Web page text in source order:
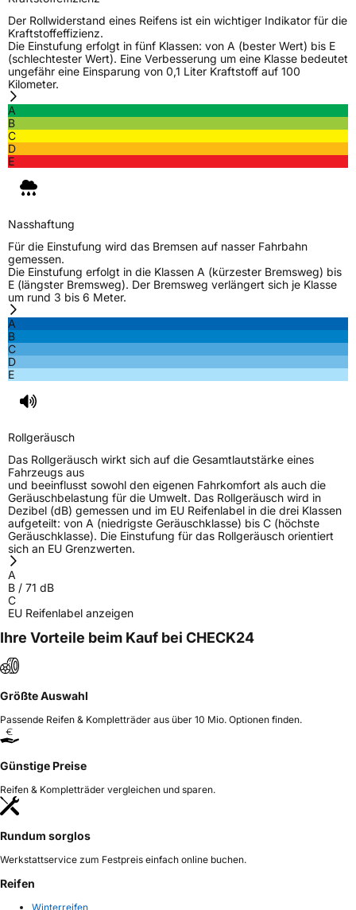
ZustandNeureifen
VerstärktXL
EU Label
Rollgeräusch (dB)71
FahrzeugklasseC1
3PMSF / Schneeflockensymbol / Alpine-Symbol
Allgemeine Produktsicherheit (GPSR)
Verantwortliche
in der EU
corrado bergagna, Qingdao China,
miranda@haohuatire.com
Der Rollwiderstand eines Reifens ist ein wichtiger Indikator für die
Kraftstoffeffizienz.
Die Einstufung erfolgt in fünf Klassen: von A (bester Wert) bis E
(schlechtester Wert). Eine Verbesserung um eine Klasse bedeutet
ungefähr eine Einsparung von 0,1 Liter Kraftstoff auf 100
Kilometer.
A
B
C
D
E
Nasshaftung
Für die Einstufung wird das Bremsen auf nasser Fahrbahn
gemessen.
Die Einstufung erfolgt in die Klassen A (kürzester Bremsweg) bis
E (längster Bremsweg). Der Bremsweg verlängert sich je Klasse
um rund 3 bis 6 Meter.
A
B
C
D
E
Rollgeräusch
Das Rollgeräusch wirkt sich auf die Gesamtlautstärke eines
Fahrzeugs aus
und beeinflusst sowohl den eigenen Fahrkomfort als auch die
Geräuschbelastung für die Umwelt. Das Rollgeräusch wird in
Dezibel (dB) gemessen und im EU Reifenlabel in die drei Klassen
aufgeteilt: von A (niedrigste Geräuschklasse) bis C (höchste
Geräuschklasse). Die Einstufung für das Rollgeräusch orientiert
sich an EU Grenzwerten.
A
B / 71 dB
C
EU Reifenlabel anzeigen
Ihre Vorteile beim Kauf bei CHECK24
Größte Auswahl
Passende Reifen & Kompletträder aus über 10 Mio. Optionen finden.
Günstige Preise
Reifen & Kompletträder vergleichen und sparen.
Rundum sorglos
Werkstattservice zum Festpreis einfach online buchen.
Reifen
Winterreifen